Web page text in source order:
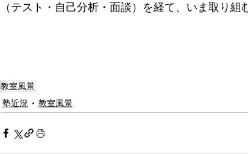
（テスト・自己分析・面談）を経て、いま取り組
教室風景
塾近況
教室風景